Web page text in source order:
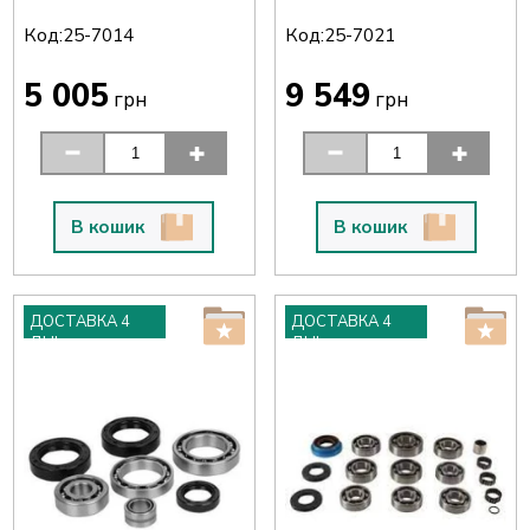
Код:25-7014
5 005 грн
В кошик
Код:25-7021
9 549 грн
В кошик
ДОСТАВКА 4
ДНІ
ДОСТАВКА 4
ДНІ